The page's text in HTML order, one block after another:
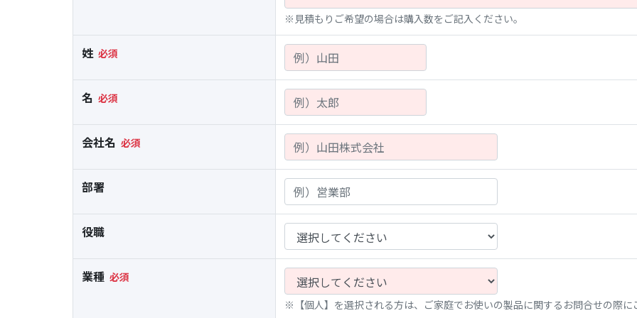
※見積もりご希望の場合は購入数をご記入ください。
姓
名
会社名
部署
役職
業種
※【個人】を選択される方は、ご家庭でお使いの製品に関するお問合せの際に